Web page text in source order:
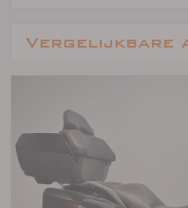
Vergelijkbare